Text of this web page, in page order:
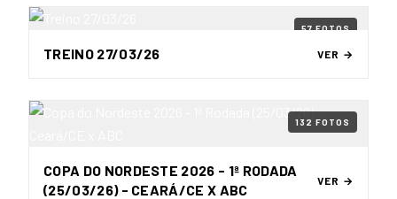
57 FOTOS
TREINO 27/03/26 VER →
132 FOTOS
COPA DO NORDESTE 2026 - 1ª RODADA
(25/03/26) - CEARÁ/CE X ABC
VER →